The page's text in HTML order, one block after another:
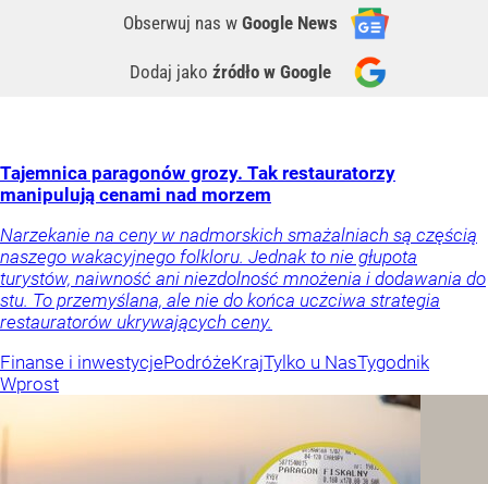
Obserwuj nas w Google News
Dodaj jako źródło w Google
Tajemnica paragonów grozy. Tak restauratorzy
manipulują cenami nad morzem
Narzekanie na ceny w nadmorskich smażalniach są częścią
naszego wakacyjnego folkloru. Jednak to nie głupota
turystów, naiwność ani niezdolność mnożenia i dodawania do
stu. To przemyślana, ale nie do końca uczciwa strategia
restauratorów ukrywających ceny.
Finanse i inwestycjePodróżeKrajTylko u NasTygodnik
Wprost